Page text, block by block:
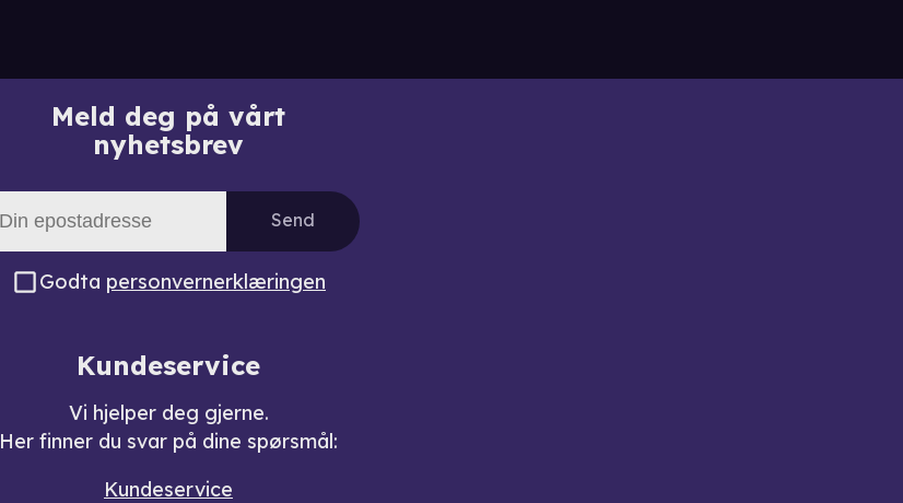
Meld deg på vårt
nyhetsbrev
Send
Godta personvernerklæringen
Kundeservice
Vi hjelper deg gjerne.
Her finner du svar på dine spørsmål:
Kundeservice